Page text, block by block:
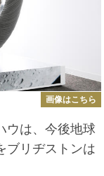
画像はこちら
ウは、今後地球
ブリヂストンは